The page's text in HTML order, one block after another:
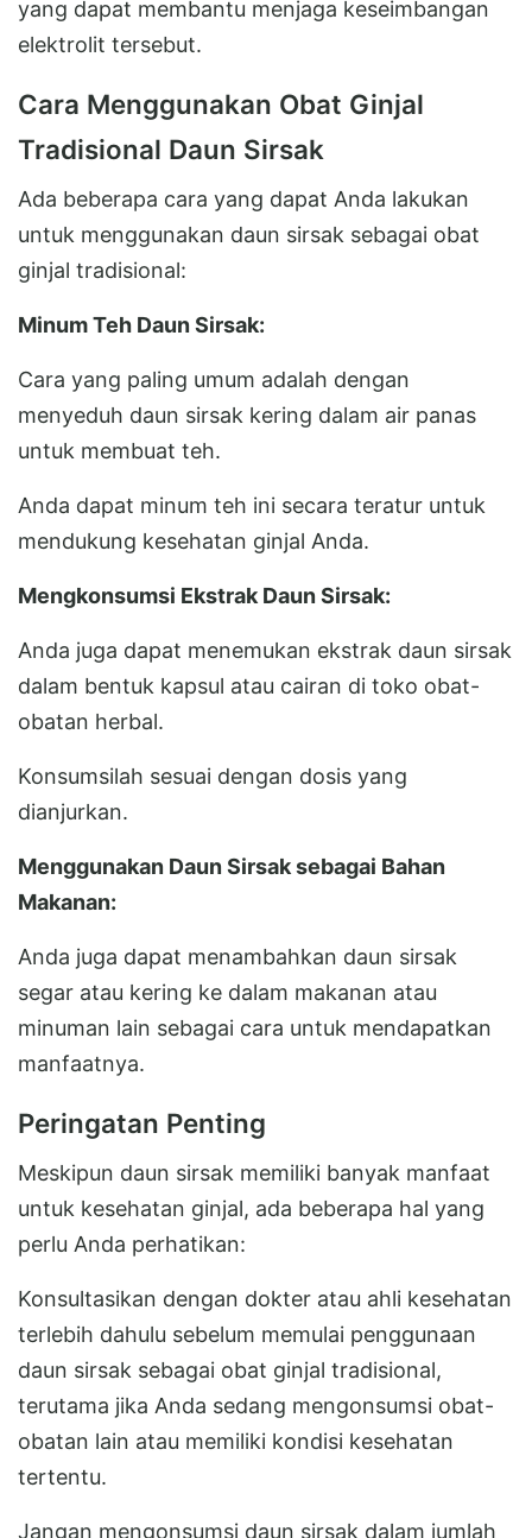
yang dapat membantu menjaga keseimbangan
elektrolit tersebut.
Cara Menggunakan Obat Ginjal
Tradisional Daun Sirsak
Ada beberapa cara yang dapat Anda lakukan
untuk menggunakan daun sirsak sebagai obat
ginjal tradisional:
Minum Teh Daun Sirsak:
Cara yang paling umum adalah dengan
menyeduh daun sirsak kering dalam air panas
untuk membuat teh.
Anda dapat minum teh ini secara teratur untuk
mendukung kesehatan ginjal Anda.
Mengkonsumsi Ekstrak Daun Sirsak:
Anda juga dapat menemukan ekstrak daun sirsak
dalam bentuk kapsul atau cairan di toko obat-
obatan herbal.
Konsumsilah sesuai dengan dosis yang
dianjurkan.
Menggunakan Daun Sirsak sebagai Bahan
Makanan:
Anda juga dapat menambahkan daun sirsak
segar atau kering ke dalam makanan atau
minuman lain sebagai cara untuk mendapatkan
manfaatnya.
Peringatan Penting
Meskipun daun sirsak memiliki banyak manfaat
untuk kesehatan ginjal, ada beberapa hal yang
perlu Anda perhatikan:
Konsultasikan dengan dokter atau ahli kesehatan
terlebih dahulu sebelum memulai penggunaan
daun sirsak sebagai obat ginjal tradisional,
terutama jika Anda sedang mengonsumsi obat-
obatan lain atau memiliki kondisi kesehatan
tertentu.
Jangan mengonsumsi daun sirsak dalam jumlah